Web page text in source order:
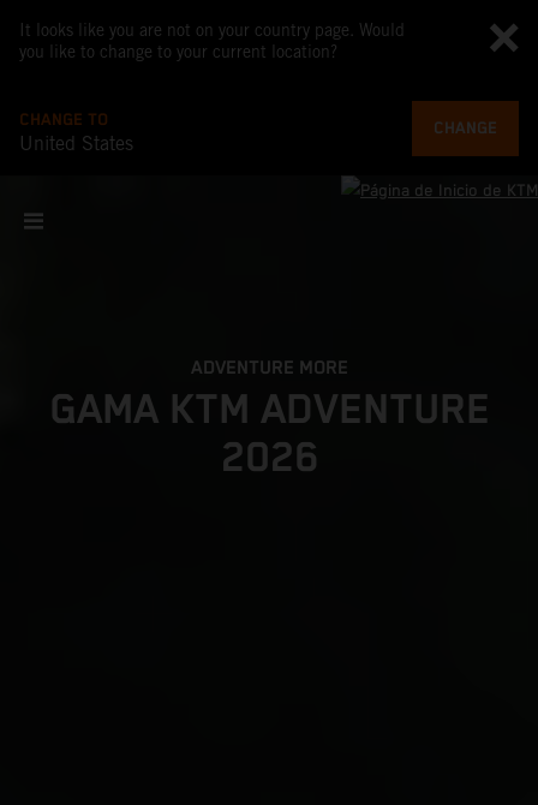
It looks like you are not on your country page. Would
you like to change to your current location?
CHANGE TO
United States
CHANGE
ADVENTURE MORE
GAMA KTM ADVENTURE
2026